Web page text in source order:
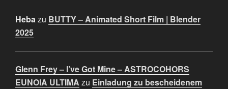
Hebazu BUTTY – Animated Short Film | Blender
2025
Glenn Frey – I’ve Got Mine – ASTROCOHORS
EUNOIA ULTIMA zu Einladung zu bescheidenem